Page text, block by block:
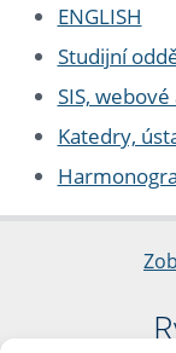
ENGLISH
Studijní
SIS,
Katedry,